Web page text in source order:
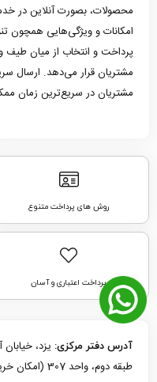
محصولات، بصورت آنلاین در
امکانات و ویژگی‌هایی همچون
پرداخت و انتخاب از میان طیف
مشتریان قرار می‌دهد. ارسال
مشتریان در سریع‌ترین زمان
روش های پرداخت متنوع
پرداخت اعتباری و آسان
آدرس دفتر مرکزی: یزد،
طبقه دوم، واحد 307 (امکان خرید و تحویل حضوری وجود ندارد)